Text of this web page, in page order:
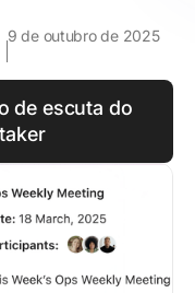
9 de outubro de 2025
de escuta do